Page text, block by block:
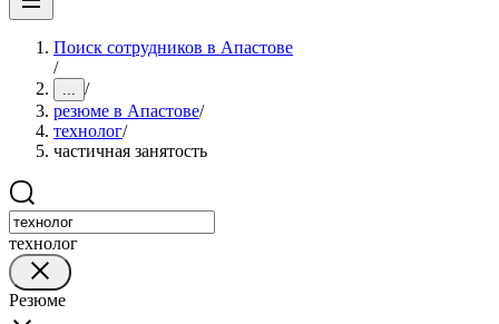
Поиск сотрудников в Апастове
/
... /
резюме в Апастове/
технолог/
частичная занятость
технолог
Резюме